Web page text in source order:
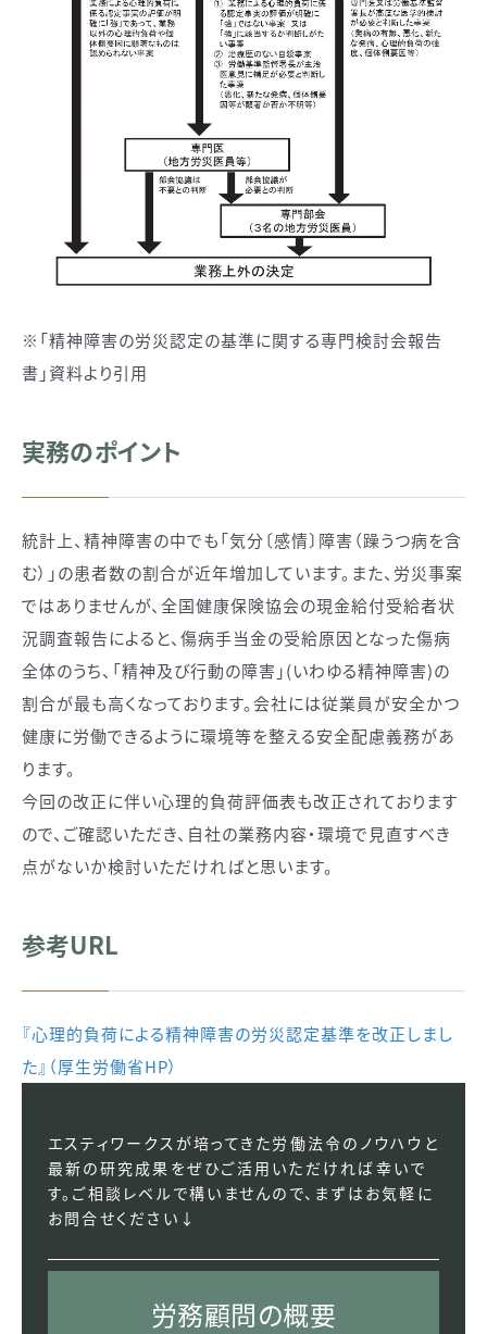
※「精神障害の労災認定の基準に関する専門検討会報告
書」資料より引用
実務のポイント
統計上、精神障害の中でも「気分〔感情〕障害（躁うつ病を含
む）」の患者数の割合が近年増加しています。また、労災事案
ではありませんが、全国健康保険協会の現金給付受給者状
況調査報告によると、傷病手当金の受給原因となった傷病
全体のうち、「精神及び行動の障害」(いわゆる精神障害)の
割合が最も高くなっております。会社には従業員が安全かつ
健康に労働できるように環境等を整える安全配慮義務があ
ります。
今回の改正に伴い心理的負荷評価表も改正されております
ので、ご確認いただき、自社の業務内容・環境で見直すべき
点がないか検討いただければと思います。
参考URL
『心理的負荷による精神障害の労災認定基準を改正しまし
た』（厚生労働省HP）
エスティワークスが培ってきた労働法令のノウハウと
最新の研究成果をぜひご活用いただければ幸いで
す。ご相談レベルで構いませんので、まずはお気軽に
お問合せください↓
労務顧問の概要